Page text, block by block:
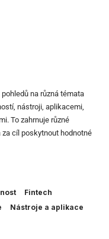
na různá témata
nástroji, aplikacemi,
To zahrnuje různé
cíl poskytnout hodnotné
Fintech
Nástroje a aplikace